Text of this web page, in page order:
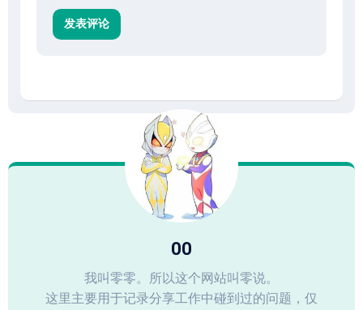
00
我叫零零。所以这个网站叫零说。
这里主要用于记录分享工作中碰到过的问题，仅